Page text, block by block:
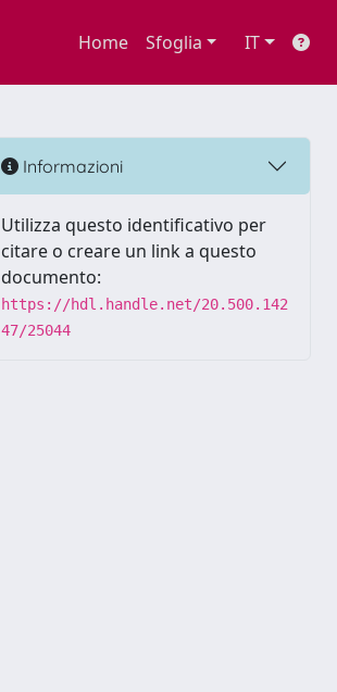
Home Sfoglia IT
Informazioni
Utilizza questo identificativo per
citare o creare un link a questo
documento:
https://hdl.handle.net/20.500.142
47/25044